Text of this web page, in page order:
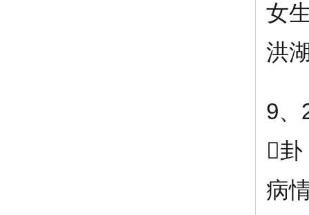
女
洪
9、
卦
病